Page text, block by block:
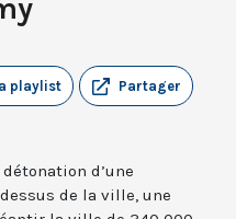
Partager
playlist
d’une
de la ville, une